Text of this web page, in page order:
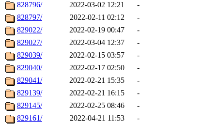
828796/ 2022-03-02 12:21
-
828797/
2022-02-11 02:12
-
829022/
2022-02-19 00:47
-
829027/
2022-03-04 12:37
-
829039/
2022-02-15 03:57
-
829040/
2022-02-17 02:50
-
829041/
2022-02-21 15:35
-
829139/
2022-02-21 16:15
-
829145/
2022-02-25 08:46
-
829161/
2022-04-21 11:53
-